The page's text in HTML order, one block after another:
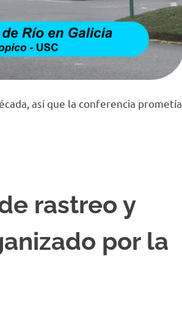
así que la conferencia prometía
rastreo y
por la